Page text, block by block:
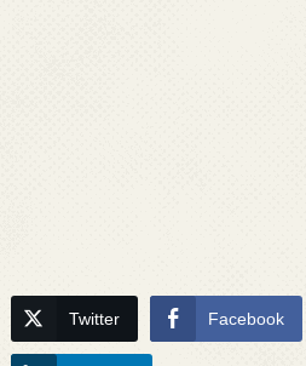
Twitter Facebook